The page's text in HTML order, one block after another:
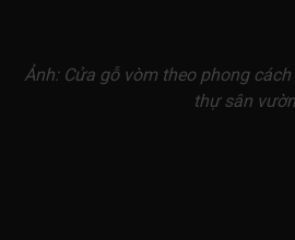
Ảnh: Cửa gỗ vòm theo phong
thự sân vườn